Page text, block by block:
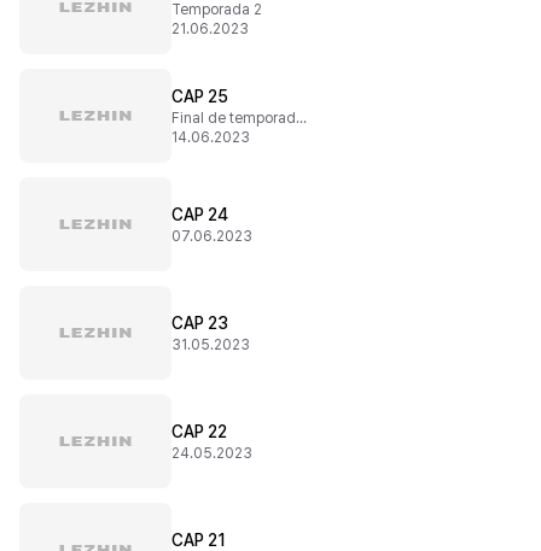
Temporada 2
21.06.2023
CAP 25
Final de temporada 1
14.06.2023
CAP 24
07.06.2023
CAP 23
31.05.2023
CAP 22
24.05.2023
CAP 21